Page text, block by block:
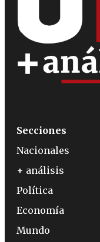
Secciones
Nacionales
+ análisis
Política
Economía
Mundo